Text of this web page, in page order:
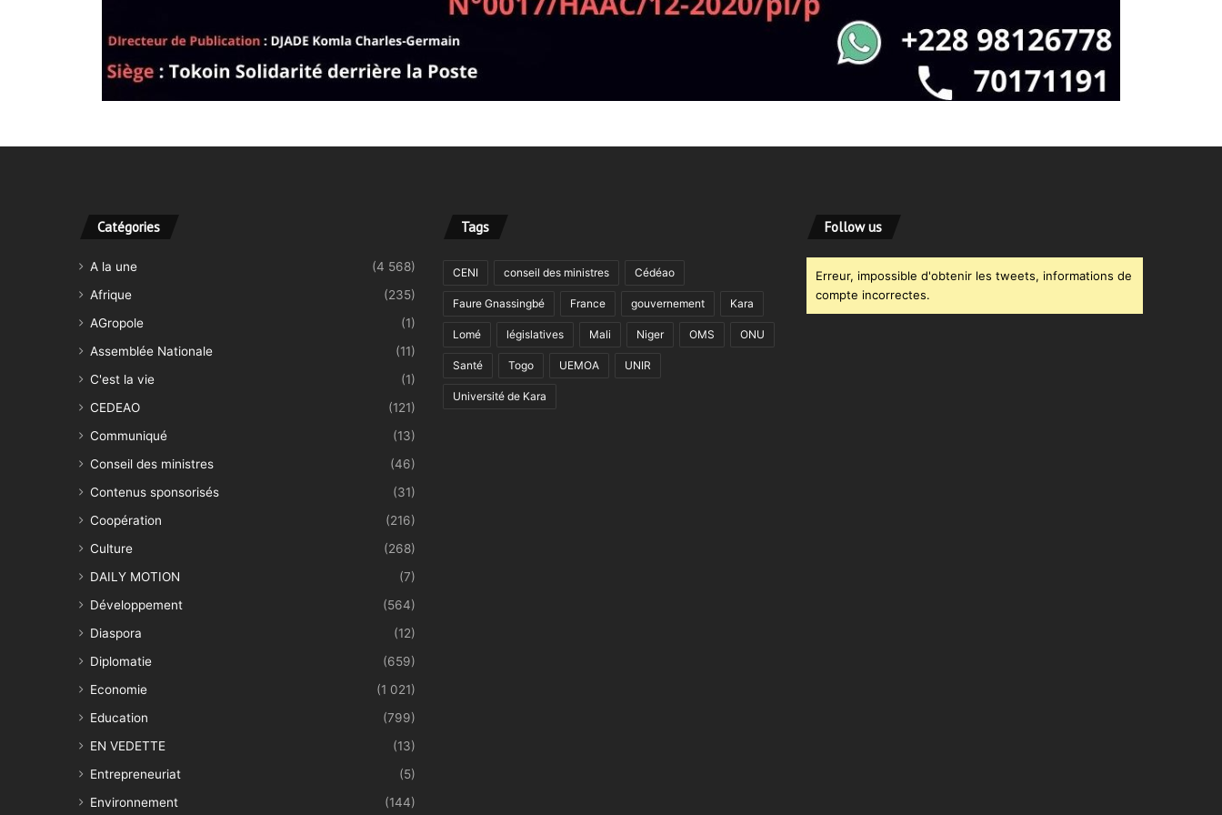
Catégories
A la une
(4 568)
Afrique
(235)
AGropole
(1)
Assemblée Nationale
(11)
C'est la vie
(1)
CEDEAO
(121)
Communiqué
(13)
Conseil des ministres
(46)
Contenus sponsorisés
(31)
Coopération
(216)
Culture
(268)
DAILY MOTION
(7)
Développement
(564)
Diaspora
(12)
Diplomatie
(659)
Economie
(1 021)
Education
(799)
EN VEDETTE
(13)
Entrepreneuriat
(5)
Environnement
(144)
Tags
CENI conseil des ministres Cédéao
Faure Gnassingbé France gouvernement Kara
Lomé législatives Mali Niger OMS ONU
Santé Togo UEMOA UNIR
Université de Kara
Follow us
Erreur, impossible d'obtenir les tweets, informations de
compte incorrectes.